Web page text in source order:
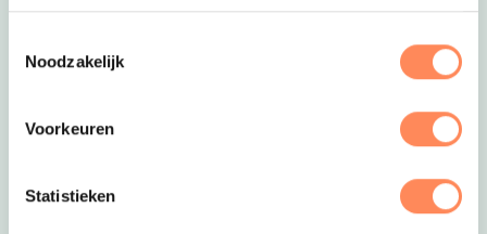
Noodzakelijk
Voorkeuren
Statistieken
Vierpersoons vakantiehuisje op 800
meter van het strand in Oostkapelle